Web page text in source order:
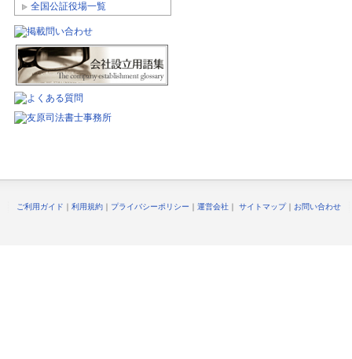
全国公証役場一覧
ご利用ガイド ｜ 利用規約 ｜ プライバシーポリシー ｜ 運営会社 ｜ サイトマップ｜ お問い合わせ